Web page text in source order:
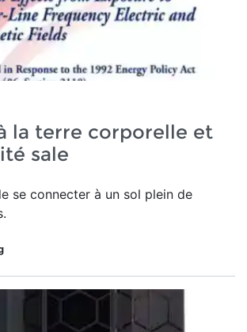
la terre corporelle et
sale
se connecter à un sol plein de